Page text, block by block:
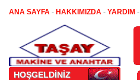
ANA SAYFA - HAKKIMIZDA - YARDIM -
HOŞGELDİNİZ